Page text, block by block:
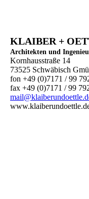
KLAIBER +
Architekten und
Kornhausstraße 14
73525 Schwäbisch
fon +49 (0)7171 / 99
fax +49 (0)7171 / 99